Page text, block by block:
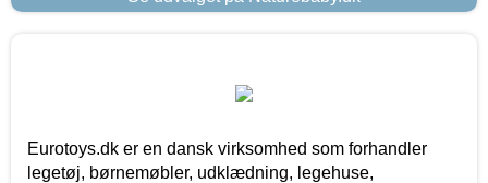
Eurotoys.dk er en dansk virksomhed som forhandler
legetøj, børnemøbler, udklædning, legehuse,